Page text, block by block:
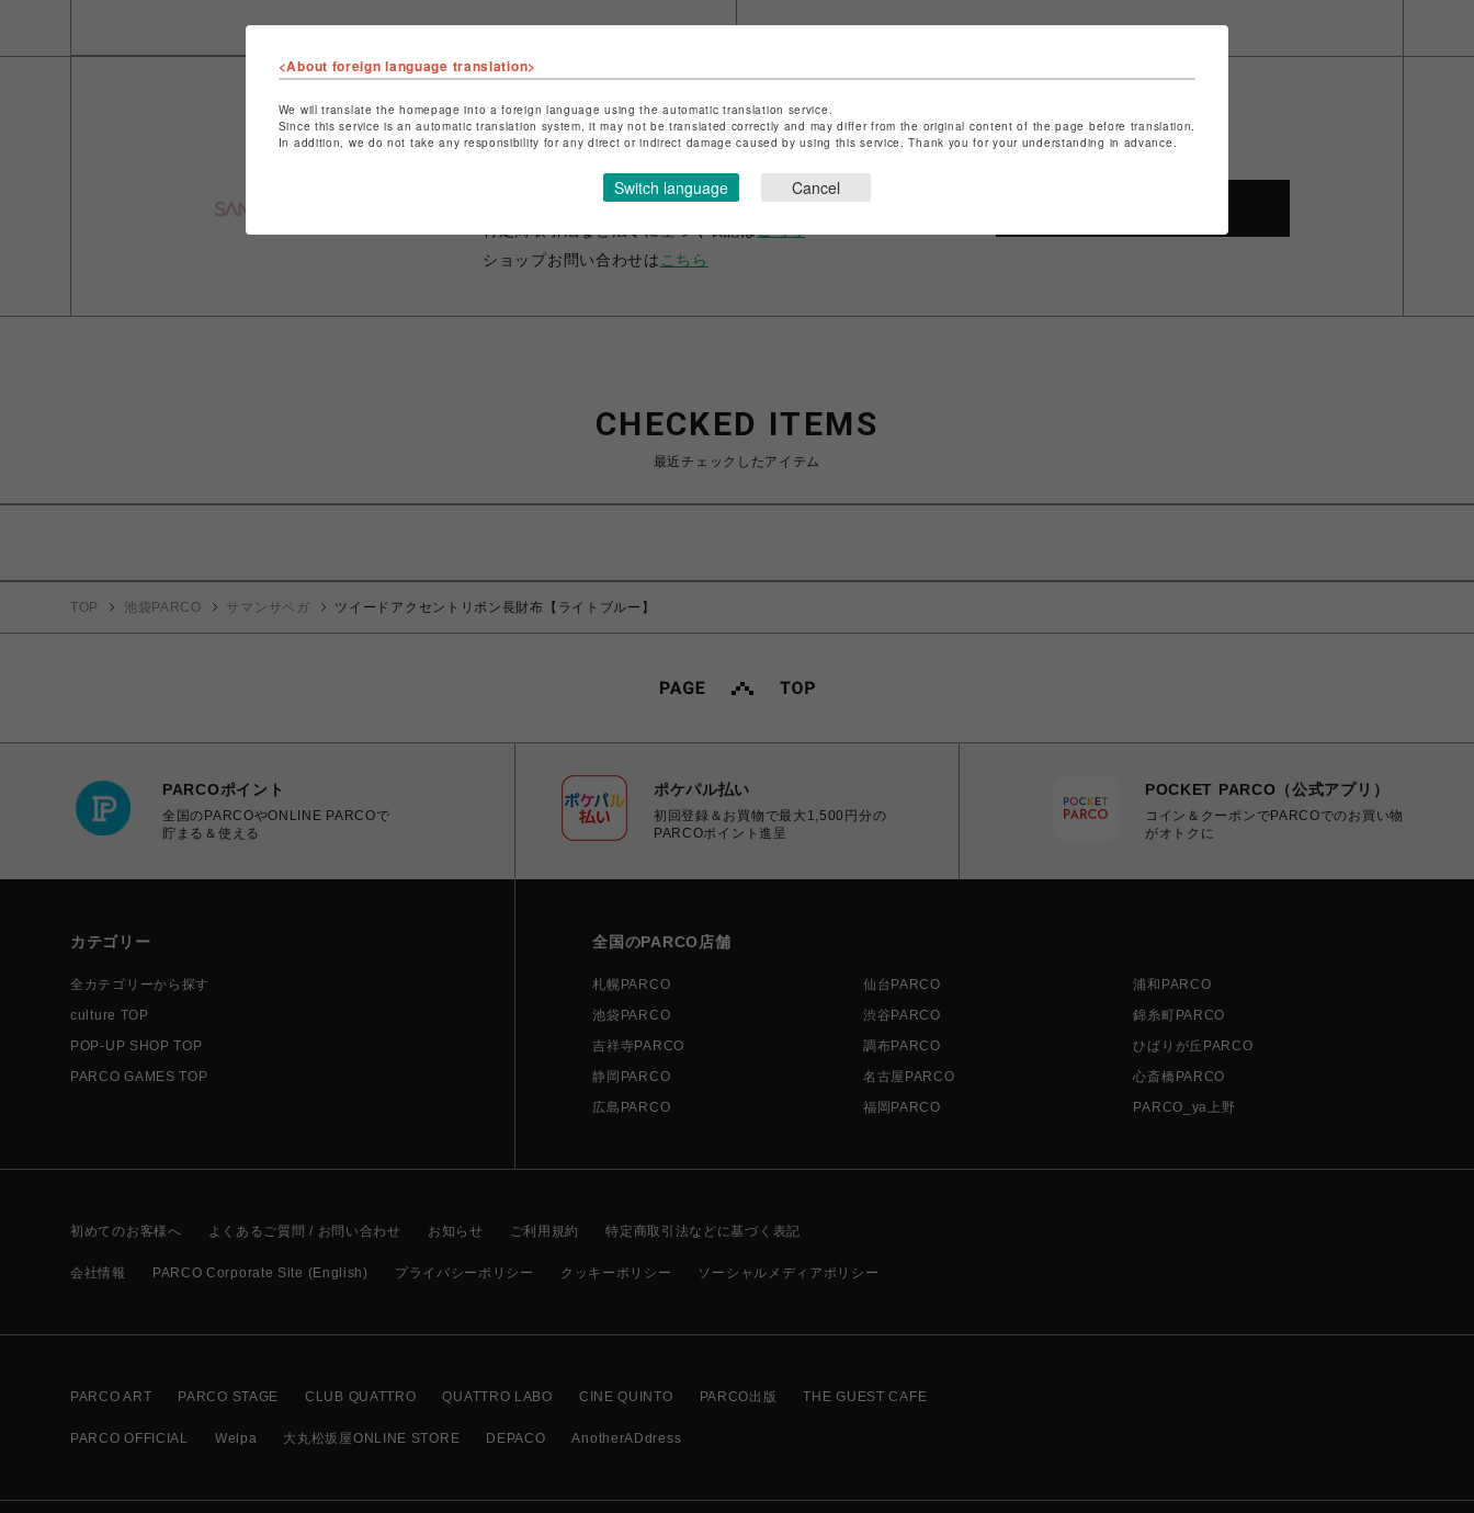
池袋PARCO
ショップお問い合わせは こちら
CHECKED ITEMS
最近チェックしたアイテム
TOP 池袋PARCO サマンサベガ ツイードアクセントリボン長財布【ライトブルー】
PARCOポイント
全国のPARCOやONLINE PARCOで
貯まる＆使える
ポケパル払い
初回登録＆お買物で最大1,500円分の
PARCOポイント進呈
POCKET PARCO（公式アプリ）
コイン＆クーポンでPARCOでのお買い物
がオトクに
カテゴリー
全カテゴリーから探す
culture TOP
POP-UP SHOP TOP
PARCO GAMES TOP
全国のPARCO店舗
札幌PARCO 仙台PARCO
浦和PARCO
池袋PARCO
渋谷PARCO
錦糸町PARCO
吉祥寺PARCO
調布PARCO
ひばりが丘PARCO
静岡PARCO
名古屋PARCO
心斎橋PARCO
広島PARCO
福岡PARCO PARCO_ya上野
初めてのお客様へ よくあるご質問 / お問い合わせ お知らせ ご利用規約 特定商取引法などに基づく表記
会社情報 PARCO Corporate Site (English) プライバシーポリシー クッキーポリシー ソーシャルメディアポリシー
PARCO ART PARCO STAGE CLUB QUATTRO QUATTRO LABO CINE QUINTO PARCO出版 THE GUEST CAFE
PARCO OFFICIAL Welpa 大丸松坂屋ONLINE STORE DEPACO AnotherADdress
<About foreign language translation>
We will translate the homepage into a foreign language using the automatic translation service.
Since this service is an automatic translation system, it may not be translated correctly and may differ from the original content of the page before translation.
In addition, we do not take any responsibility for any direct or indirect damage caused by using this service. Thank you for your understanding in advance.
Switch language Cancel